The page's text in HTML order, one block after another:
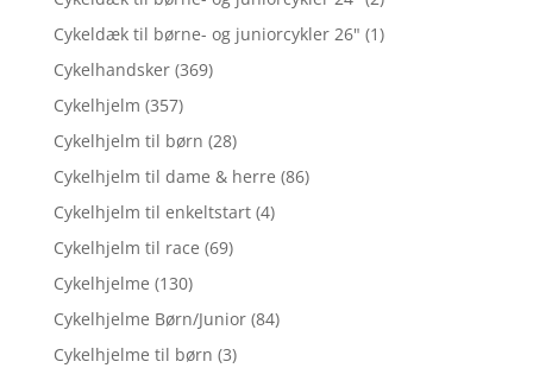
Cykeldæk til børne- og juniorcykler 26" (1)
Cykelhandsker (369)
Cykelhjelm (357)
Cykelhjelm til børn (28)
Cykelhjelm til dame & herre (86)
Cykelhjelm til enkeltstart (4)
Cykelhjelm til race (69)
Cykelhjelme (130)
Cykelhjelme Børn/Junior (84)
Cykelhjelme til børn (3)